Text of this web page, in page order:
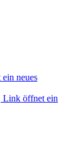
neues
Link öffnet ein